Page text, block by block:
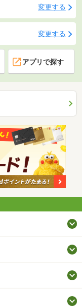
変更する
変更する
アプリで探す